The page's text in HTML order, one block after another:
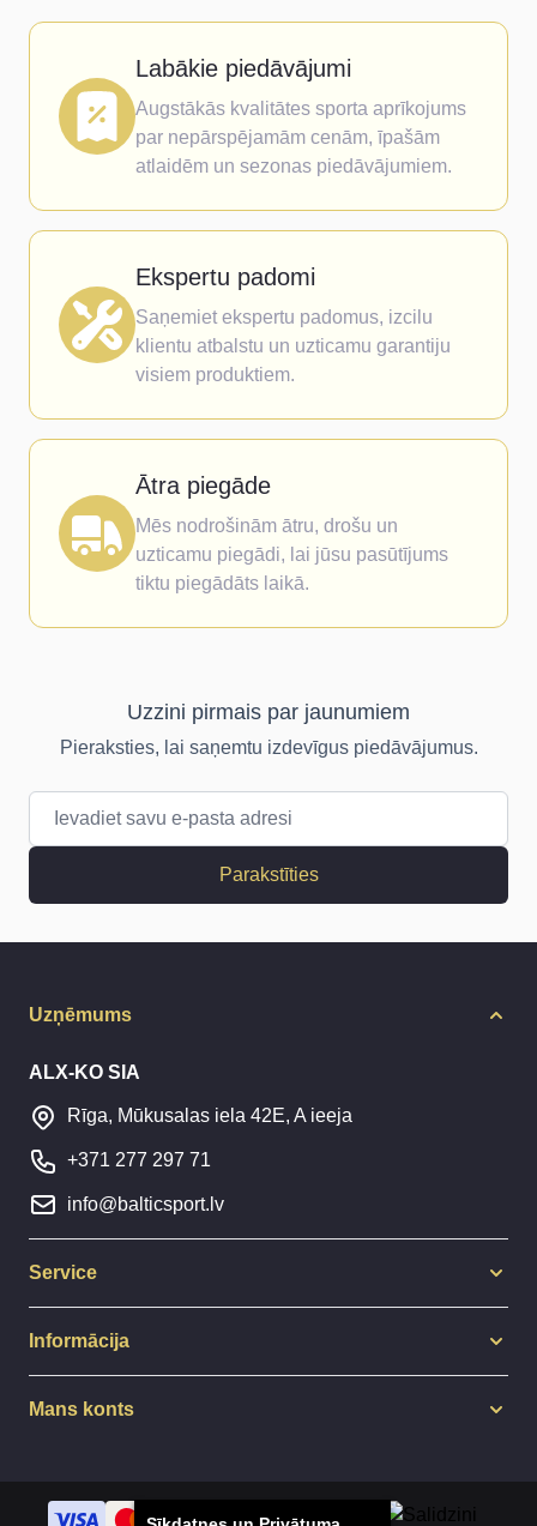
Labākie piedāvājumi
Augstākās kvalitātes sporta aprīkojums
par nepārspējamām cenām, īpašām
atlaidēm un sezonas piedāvājumiem.
Ekspertu padomi
Saņemiet ekspertu padomus, izcilu
klientu atbalstu un uzticamu garantiju
visiem produktiem.
Ātra piegāde
Mēs nodrošinām ātru, drošu un
uzticamu piegādi, lai jūsu pasūtījums
tiktu piegādāts laikā.
Uzzini pirmais par jaunumiem
Pieraksties, lai saņemtu izdevīgus piedāvājumus.
Parakstīties
Uzņēmums
ALX-KO SIA
Rīga, Mūkusalas iela 42E, A ieeja
+371 277 297 71
info@balticsport.lv
Service
Informācija
Mans konts